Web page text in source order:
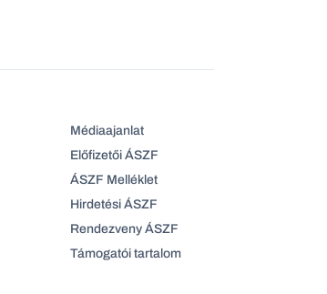
Médiaajanlat
Előfizetői ÁSZF
ÁSZF Melléklet
Hirdetési ÁSZF
Rendezveny ÁSZF
Támogatói tartalom